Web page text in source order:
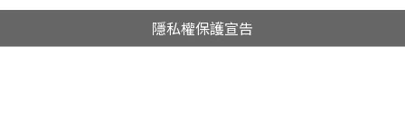
隱私權保護宣告